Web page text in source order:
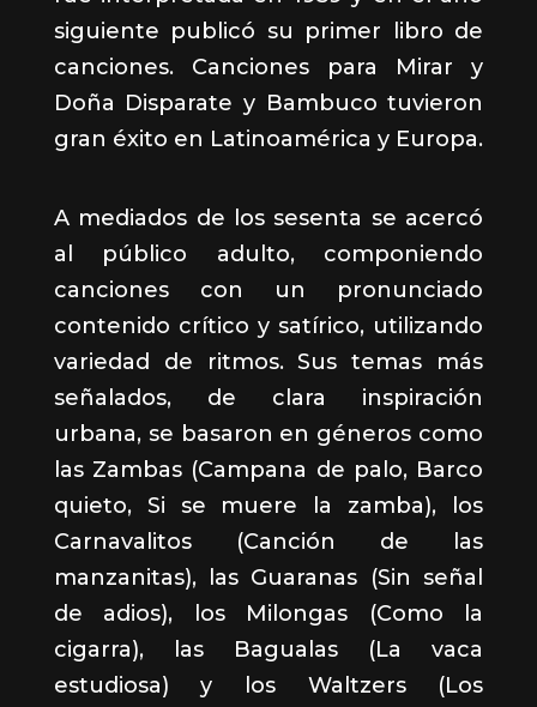
siguiente publicó su primer libro de
canciones. Canciones para Mirar y
Doña Disparate y Bambuco tuvieron
gran éxito en Latinoamérica y Europa.
A mediados de los sesenta se acercó
al público adulto, componiendo
canciones con un pronunciado
contenido crítico y satírico, utilizando
variedad de ritmos. Sus temas más
señalados, de clara inspiración
urbana, se basaron en géneros como
las Zambas (Campana de palo, Barco
quieto, Si se muere la zamba), los
Carnavalitos (Canción de las
manzanitas), las Guaranas (Sin señal
de adios), los Milongas (Como la
cigarra), las Bagualas (La vaca
estudiosa) y los Waltzers (Los